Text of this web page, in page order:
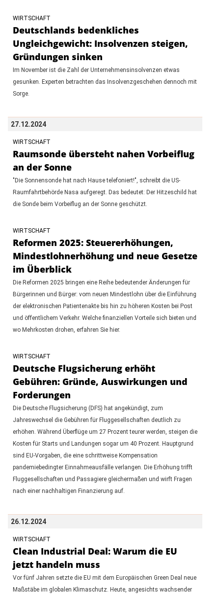
WIRTSCHAFT
Deutschlands bedenkliches
Ungleichgewicht: Insolvenzen steigen,
Gründungen sinken
Im November ist die Zahl der Unternehmensinsolvenzen etwas
gesunken. Experten betrachten das Insolvenzgeschehen dennoch mit
Sorge.
27.12.2024
WIRTSCHAFT
Raumsonde übersteht nahen Vorbeiflug
an der Sonne
"Die Sonnensonde hat nach Hause telefoniert!", schreibt die US-
Raumfahrtbehörde Nasa aufgeregt. Das bedeutet: Der Hitzeschild hat
die Sonde beim Vorbeiflug an der Sonne geschützt.
WIRTSCHAFT
Reformen 2025: Steuererhöhungen,
Mindestlohnerhöhung und neue Gesetze
im Überblick
Die Reformen 2025 bringen eine Reihe bedeutender Änderungen für
Bürgerinnen und Bürger: vom neuen Mindestlohn über die Einführung
der elektronischen Patientenakte bis hin zu höheren Kosten bei Post
und öffentlichem Verkehr. Welche finanziellen Vorteile sich bieten und
wo Mehrkosten drohen, erfahren Sie hier.
WIRTSCHAFT
Deutsche Flugsicherung erhöht
Gebühren: Gründe, Auswirkungen und
Forderungen
Die Deutsche Flugsicherung (DFS) hat angekündigt, zum
Jahreswechsel die Gebühren für Fluggesellschaften deutlich zu
erhöhen. Während Überflüge um 27 Prozent teurer werden, steigen die
Kosten für Starts und Landungen sogar um 40 Prozent. Hauptgrund
sind EU-Vorgaben, die eine schrittweise Kompensation
pandemiebedingter Einnahmeausfälle verlangen. Die Erhöhung trifft
Fluggesellschaften und Passagiere gleichermaßen und wirft Fragen
nach einer nachhaltigen Finanzierung auf.
26.12.2024
WIRTSCHAFT
Clean Industrial Deal: Warum die EU
jetzt handeln muss
Vor fünf Jahren setzte die EU mit dem Europäischen Green Deal neue
Maßstäbe im globalen Klimaschutz. Heute, angesichts wachsender